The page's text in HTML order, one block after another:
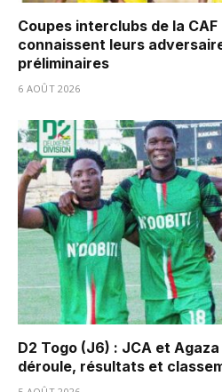
Coupes interclubs de la
connaissent leurs
préliminaires
6 AOÛT 2026
D2 Togo (J6) : JCA et
déroule, résultats et